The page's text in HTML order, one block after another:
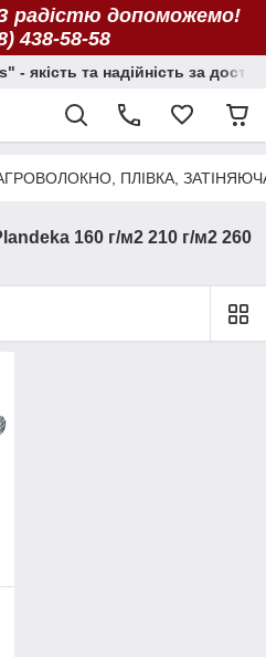
радістю допоможемо!
438-58-58
- якість та надійність за
ПЛІВКА,
160 г/м2 210 г/м2 260